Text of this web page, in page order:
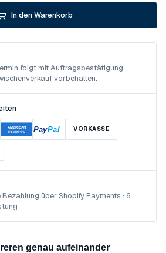
In den Warenkorb
folgt mit Auftragsbestätigung.
vorbehalten.
AMERICAN
EXPRESS
PayPal VORKASSE
über Shopify Payments · 6
genau aufeinander